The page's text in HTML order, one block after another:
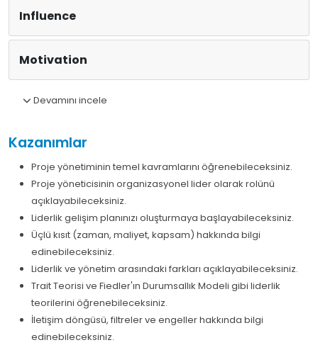
Influence
Motivation
Devamını incele
Kazanımlar
Proje yönetiminin temel kavramlarını öğrenebileceksiniz.
Proje yöneticisinin organizasyonel lider olarak rolünü
açıklayabileceksiniz.
Liderlik gelişim planınızı oluşturmaya başlayabileceksiniz.
Üçlü kısıt (zaman, maliyet, kapsam) hakkında bilgi
edinebileceksiniz.
Liderlik ve yönetim arasındaki farkları açıklayabileceksiniz.
Trait Teorisi ve Fiedler'ın Durumsallık Modeli gibi liderlik
teorilerini öğrenebileceksiniz.
İletişim döngüsü, filtreler ve engeller hakkında bilgi
edinebileceksiniz.